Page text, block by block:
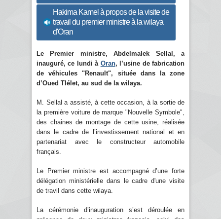
Hakima Kamel à propos de la visite de
travail du premier ministre à la wilaya
d'Oran
Le Premier ministre, Abdelmalek Sellal, a
inauguré, ce lundi à Oran, l’usine de fabrication
de véhicules "Renault", située dans la zone
d’Oued Tlélet, au sud de la wilaya.
M. Sellal a assisté, à cette occasion, à la sortie de
la première voiture de marque "Nouvelle Symbole",
des chaines de montage de cette usine, réalisée
dans le cadre de l’investissement national et en
partenariat avec le constructeur automobile
français.
Le Premier ministre est accompagné d’une forte
délégation ministérielle dans le cadre d'une visite
de travil dans cette wilaya.
La cérémonie d’inauguration s’est déroulée en